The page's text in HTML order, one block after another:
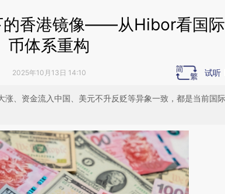
的香港镜像——从Hibor看国
币体系重构
2025年10月13日 14:10 试听
、资金流入中国、美元不升反贬等异象一致，都是当前国际